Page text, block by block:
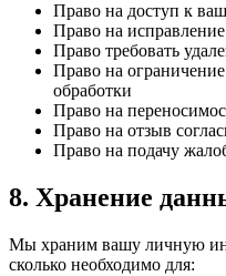
Право на доступ к
Право на
Право требовать
Право на
обработки
Право на
Право на отзыв
Право на подачу
8. Хранение
Мы храним вашу личную
сколько необходимо для: